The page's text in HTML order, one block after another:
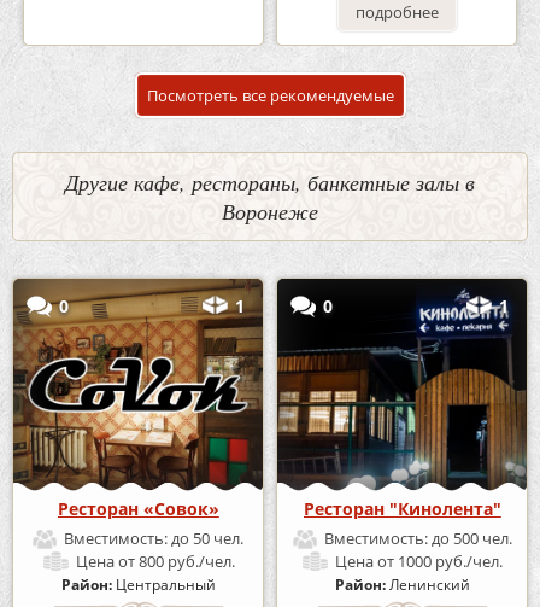
подробнее
Посмотреть все рекомендуемые
Другие кафе, рестораны, банкетные залы в
Воронеже
0 1
Ресторан «Совок»
Вместимость:до 50 чел.
Ценаот 800 руб./чел.
Район: Центральный
0 1
Ресторан "Кинолента"
Вместимость:до 500 чел.
Ценаот 1000 руб./чел.
Район:Ленинский